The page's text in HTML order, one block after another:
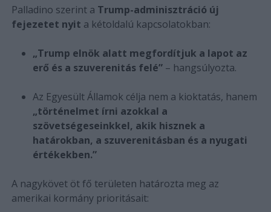
Palladino szerint a Trump-adminisztráció új
fejezetet nyit a kétoldalú kapcsolatokban:
„Trump elnök alatt megfordítjuk a lapot az
erő és a szuverenitás felé”– hangsúlyozta.
Az Egyesült Államok célja nem a kioktatás, hanem
„történelmet írni azokkal a
szövetségeseinkkel, akik hisznek a
határokban, a szuverenitásban és a nyugati
értékekben.”
A nagykövet öt fő területen határozta meg az
amerikai kormány prioritásait: